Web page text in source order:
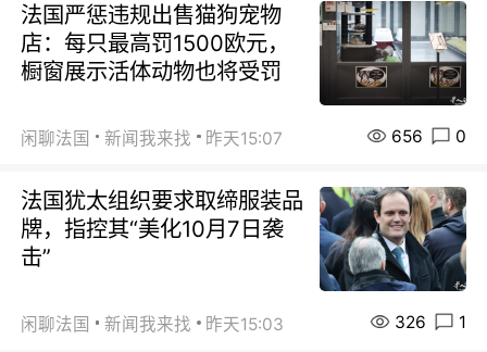
法国严惩违规出售猫狗宠物
店：每只最高罚1500欧元，
橱窗展示活体动物也将受罚
闲聊法国 新闻我来找 昨天15:07 656 0
法国犹太组织要求取缔服装品
牌，指控其“美化10月7日袭
击”
闲聊法国 新闻我来找 昨天15:03 326 1